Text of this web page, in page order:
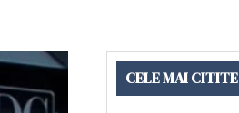
CELE MAI CITITE